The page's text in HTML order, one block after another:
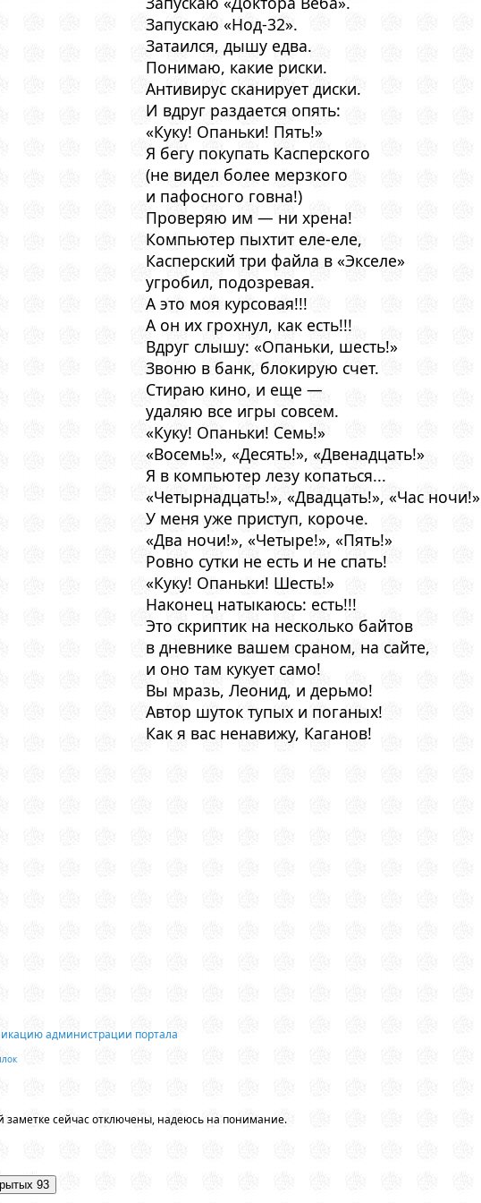
Запускаю «Нод-32».
Затаился, дышу едва.
Понимаю, какие риски.
Антивирус сканирует диски.
И вдруг раздается опять:
«Куку! Опаньки! Пять!»
Я бегу покупать Касперского
(не видел более мерзкого
и пафосного говна!)
Проверяю им — ни хрена!
Компьютер пыхтит еле-еле,
Касперский три файла в «Экселе»
угробил, подозревая.
А это моя курсовая!!!
А он их грохнул, как есть!!!
Вдруг слышу: «Опаньки, шесть!»
Звоню в банк, блокирую счет.
Стираю кино, и еще —
удаляю все игры совсем.
«Куку! Опаньки! Семь!»
«Восемь!», «Десять!», «Двенадцать!»
Я в компьютер лезу копаться...
«Четырнадцать!», «Двадцать!», «Час ночи!»
У меня уже приступ, короче.
«Два ночи!», «Четыре!», «Пять!»
Ровно сутки не есть и не спать!
«Куку! Опаньки! Шесть!»
Наконец натыкаюсь: есть!!!
Это скриптик на несколько байтов
в дневнике вашем сраном, на сайте,
и оно там кукует само!
Вы мразь, Леонид, и дерьмо!
Автор шуток тупых и поганых!
Как я вас ненавижу, Каганов!
администрации портала
заметке сейчас отключены, надеюсь на понимание.